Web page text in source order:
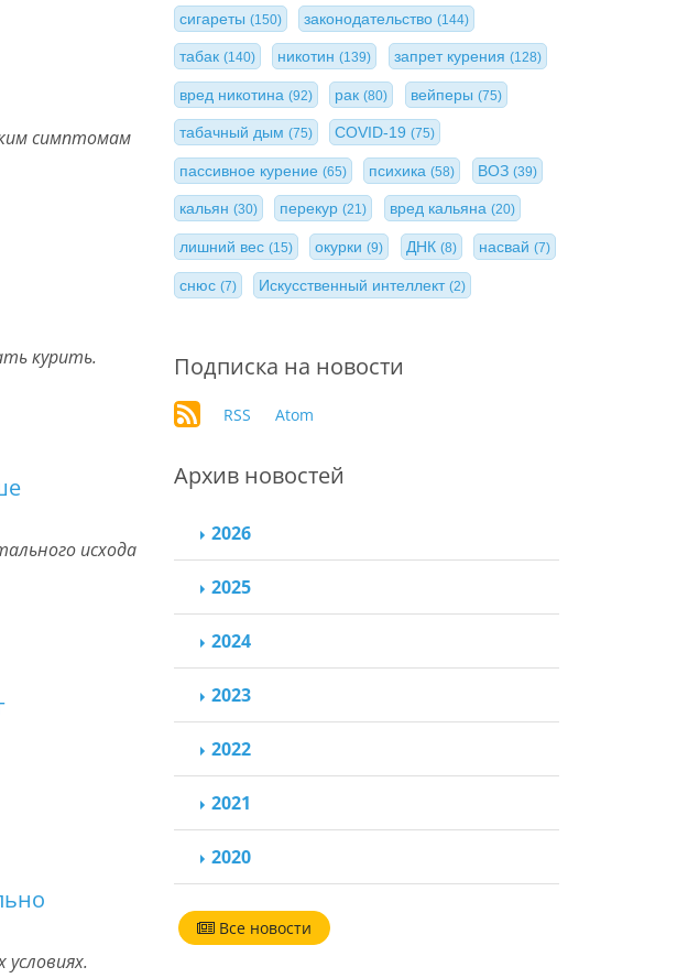
симптомам
курить.
исхода
сигареты (150) законодательство(144)
табак (140) никотин(139) запрет курения (128)
вред никотина (92) рак(80) вейперы (75)
табачный дым (75) COVID-19(75)
пассивное курение (65) психика(58) ВОЗ (39)
кальян (30) перекур(21) вред кальяна (20)
лишний вес (15) окурки(9) ДНК (8) насвай(7)
снюс (7) Искусственный интеллект(2)
Подписка на новости
RSS Atom
Архив новостей
2026
2025
2024
2023
2022
2021
2020
Все новости